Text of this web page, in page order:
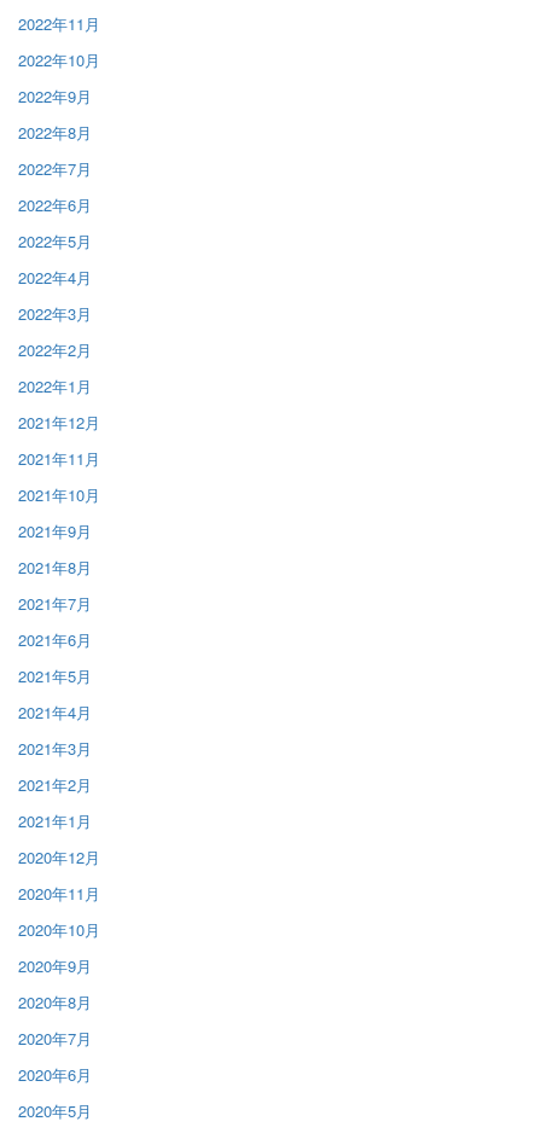
2022年11月
2022年10月
2022年9月
2022年8月
2022年7月
2022年6月
2022年5月
2022年4月
2022年3月
2022年2月
2022年1月
2021年12月
2021年11月
2021年10月
2021年9月
2021年8月
2021年7月
2021年6月
2021年5月
2021年4月
2021年3月
2021年2月
2021年1月
2020年12月
2020年11月
2020年10月
2020年9月
2020年8月
2020年7月
2020年6月
2020年5月